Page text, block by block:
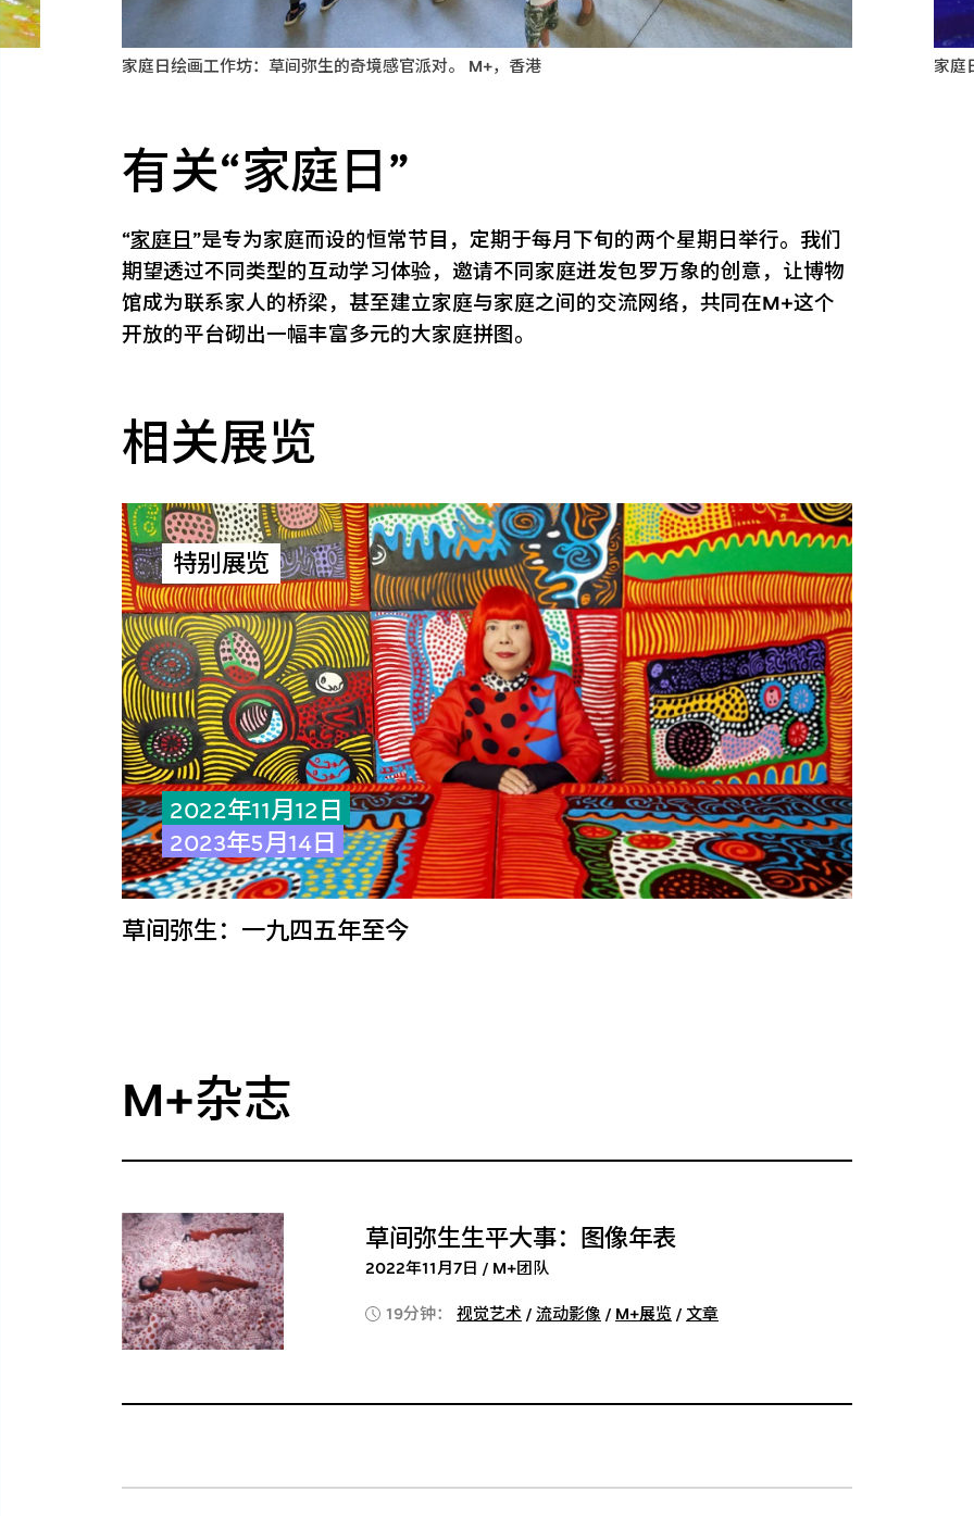
家庭日绘画工作坊：草间弥生的奇境感官派对。 M+，香港 家庭
有关“家庭日”
“家庭日 ”是专为家庭而设的恒常节目，定期于每月下旬的两个星期日举行。我们
期望透过不同类型的互动学习体验，邀请不同家庭迸发包罗万象的创意，让博物
馆成为联系家人的桥梁，甚至建立家庭与家庭之间的交流网络，共同在M+这个
开放的平台砌出一幅丰富多元的大家庭拼图。
相关展览
特别展览
2022年11月12日
2023年5月14日
草间弥生：一九四五年至今
M+杂志
草间弥生生平大事：图像年表
2022年11月7日 / M+团队
19分钟： 视觉艺术 / 流动影像 / M+展览 / 文章